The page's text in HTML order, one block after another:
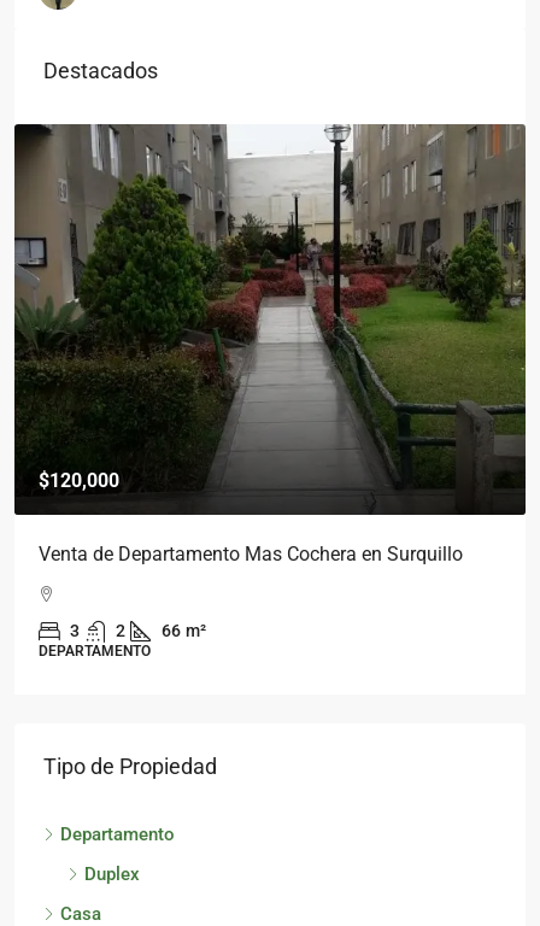
Destacados
$120,000
Venta de Departamento Mas Cochera en Surquillo
3 2 66 m²
DEPARTAMENTO
Tipo de Propiedad
Departamento
Duplex
Casa